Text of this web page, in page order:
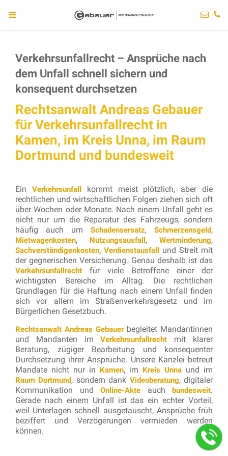
Verkehrsunfallrecht – Ansprüche nach
dem Unfall schnell sichern und
konsequent durchsetzen
Rechtsanwalt Andreas Gebauer
für Verkehrsunfallrecht in
Kamen, im Kreis Unna, im Raum
Dortmund und bundesweit
Ein Verkehrsunfall kommt meist plötzlich, aber die
rechtlichen und wirtschaftlichen Folgen ziehen sich oft
über Wochen oder Monate. Nach einem Unfall geht es
nicht nur um die Reparatur des Fahrzeugs, sondern
häufig auch um Schadensersatz, Schmerzensgeld,
Mietwagenkosten, Nutzungsausfall, Wertminderung,
Sachverständigenkosten, Verdienstausfall und Streit mit
der gegnerischen Versicherung. Genau deshalb ist das
Verkehrsunfallrecht für viele Betroffene einer der
wichtigsten Bereiche im Alltag. Die rechtlichen
Grundlagen für die Haftung nach einem Unfall finden
sich vor allem im Straßenverkehrsgesetz und im
Bürgerlichen Gesetzbuch.
Rechtsanwalt Andreas Gebauerbegleitet Mandantinnen
und Mandanten imVerkehrsunfallrecht mit klarer
Beratung, zügiger Bearbeitung und konsequenter
Durchsetzung ihrer Ansprüche. Unsere Kanzlei betreut
Mandate nicht nur in Kamen, im Kreis Unna und im
Raum Dortmund, sondern dank Videoberatung, digitaler
Kommunikation und Online-Akte auch bundesweit.
Gerade nach einem Unfall ist das ein echter Vorteil,
weil Unterlagen schnell ausgetauscht, Ansprüche früh
beziffert und Verzögerungen vermieden werden
können.